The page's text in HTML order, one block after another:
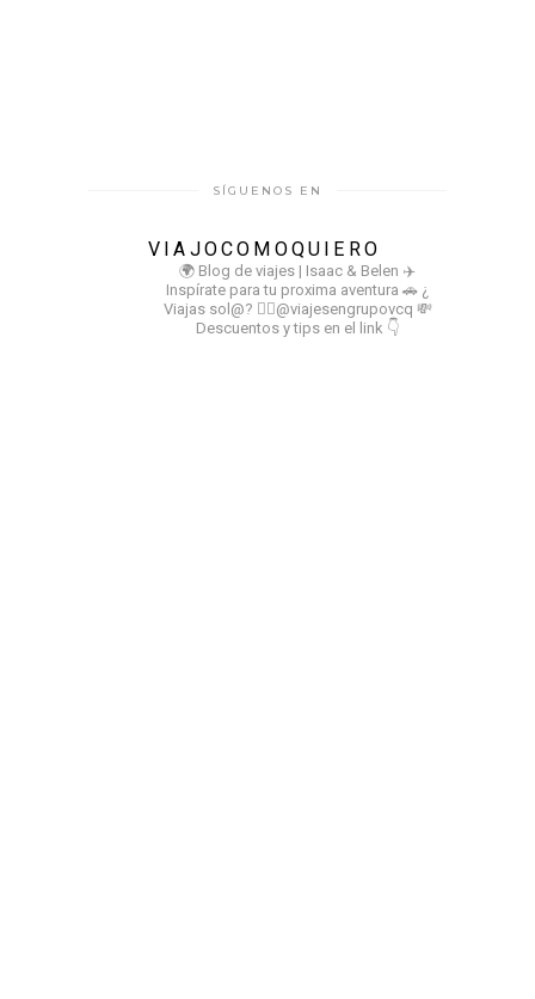
SÍGUENOS EN
VIAJOCOMOQUIERO
🌍 Blog de viajes | Isaac & Belen ✈️
Inspírate para tu proxima aventura 🚗 ¿
Viajas sol@? 👉🏻@viajesengrupovcq 💸
Descuentos y tips en el link 👇